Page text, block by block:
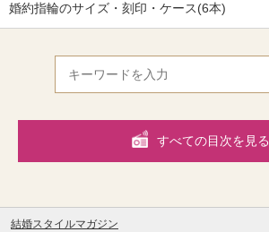
婚約指輪のサイズ・刻印・ケース(6本)
すべての目次を見る
結婚スタイルマガジン